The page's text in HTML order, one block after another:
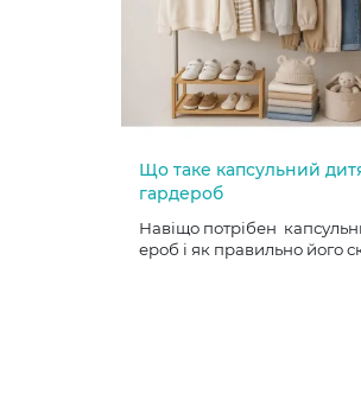
Що таке капсульний
гардероб
Навіщо потрібен
ероб і як правильно його